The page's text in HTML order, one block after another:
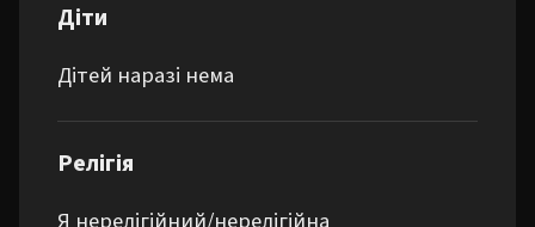
Діти
Дітей наразі нема
Релігія